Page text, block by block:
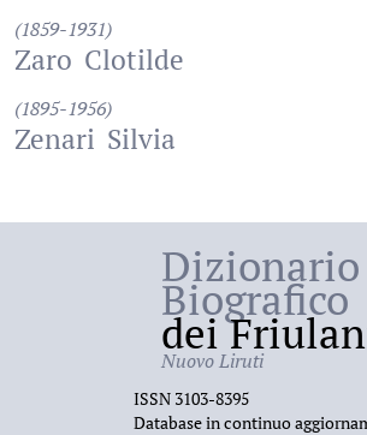
(1859-1931)
Zaro Clotilde
(1895-1956)
Zenari Silvia
Dizionario
Biografico
dei
Nuovo Liruti
ISSN 3103-8395
Database in continuo